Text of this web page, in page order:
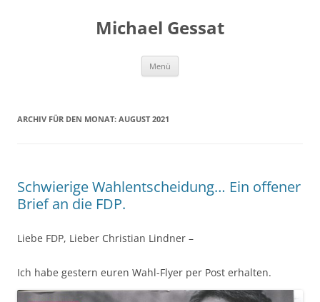
Michael Gessat
Menü
ARCHIV FÜR DEN MONAT: AUGUST 2021
Schwierige Wahlentscheidung… Ein offener
Brief an die FDP.
Liebe FDP, Lieber Christian Lindner –
Ich habe gestern euren Wahl-Flyer per Post erhalten.